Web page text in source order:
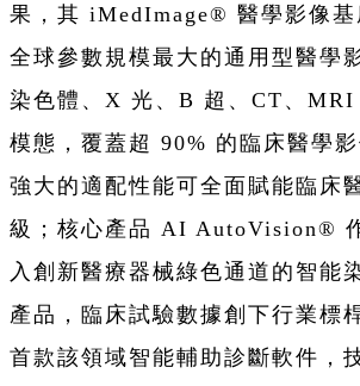
果，其 iMedImage® 醫學影像基
全球參數規模最大的通用型醫學
染色體、X 光、B 超、CT、
模態，覆蓋超 90% 的臨床醫學影
強大的適配性能可全面賦能臨床
級；核心產品 AI AutoVision®
入創新醫療器械綠色通道的智能
產品，臨床試驗數據創下行業標
首款該領域智能輔助診斷軟件，